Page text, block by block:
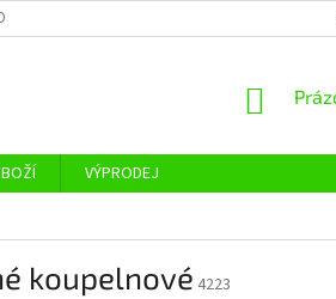
ÚDAJŮ
VÝPRODEJ
koupelnové 4223